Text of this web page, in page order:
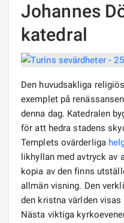
Johannes
katedral
Den huvudsakliga
exemplet på
denna dag. Katedralen
för att hedra stadens
Templets ovärderliga
likhyllan med avtryck av
kopia av den finns
allmän visning. Den
den kristna världen
Nästa viktiga